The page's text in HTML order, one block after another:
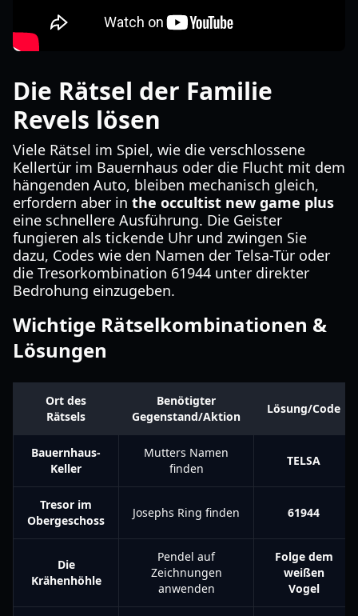
Die Rätsel der Familie
Revels lösen
Viele Rätsel im Spiel, wie die verschlossene
Kellertür im Bauernhaus oder die Flucht mit dem
hängenden Auto, bleiben mechanisch gleich,
erfordern aber in the occultist new game plus
eine schnellere Ausführung. Die Geister
fungieren als tickende Uhr und zwingen Sie
dazu, Codes wie den Namen der Telsa-Tür oder
die Tresorkombination 61944 unter direkter
Bedrohung einzugeben.
Wichtige Rätselkombinationen &
Lösungen
Ort des
Rätsels
Benötigter
Gegenstand/Aktion
Lösung/Code
Bauernhaus-
Keller
Mutters Namen
finden
TELSA
Tresor im
Obergeschoss
Josephs Ring finden 61944
Die
Krähenhöhle
Pendel auf
Zeichnungen
anwenden
Folge dem
weißen
Vogel